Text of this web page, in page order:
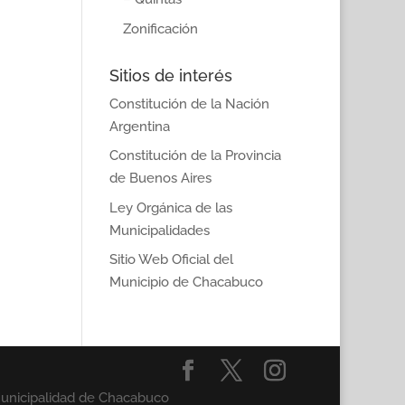
Zonificación
Sitios de interés
Constitución de la Nación
Argentina
Constitución de la Provincia
de Buenos Aires
Ley Orgánica de las
Municipalidades
Sitio Web Oficial del
Municipio de Chacabuco
de Chacabuco